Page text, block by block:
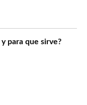
y para que sirve?